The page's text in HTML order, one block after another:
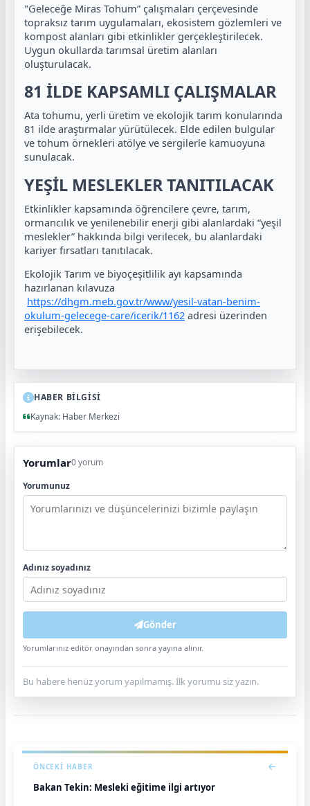
"Geleceğe Miras Tohum” çalışmaları çerçevesinde
topraksız tarım uygulamaları, ekosistem gözlemleri ve
kompost alanları gibi etkinlikler gerçekleştirilecek.
Uygun okullarda tarımsal üretim alanları
oluşturulacak.
81 İLDE KAPSAMLI ÇALIŞMALAR
Ata tohumu, yerli üretim ve ekolojik tarım konularında
81 ilde araştırmalar yürütülecek. Elde edilen bulgular
ve tohum örnekleri atölye ve sergilerle kamuoyuna
sunulacak.
YEŞİL MESLEKLER TANITILACAK
Etkinlikler kapsamında öğrencilere çevre, tarım,
ormancılık ve yenilenebilir enerji gibi alanlardaki “yeşil
meslekler” hakkında bilgi verilecek, bu alanlardaki
kariyer fırsatları tanıtılacak.
Ekolojik Tarım ve biyoçeşitlilik ayı kapsamında
hazırlanan kılavuza
https://dhgm.meb.gov.tr/www/yesil-vatan-benim-
okulum-gelecege-care/icerik/1162 adresi üzerinden
erişebilecek.
HABER BİLGİSİ
Kaynak: Haber Merkezi
Yorumlar0 yorum
Yorumunuz
Adınız soyadınız
Gönder
Yorumlarınız editör onayından sonra yayına alınır.
Bu habere henüz yorum yapılmamış. İlk yorumu siz yazın.
ÖNCEKI HABER
Bakan Tekin: Mesleki eğitime ilgi artıyor